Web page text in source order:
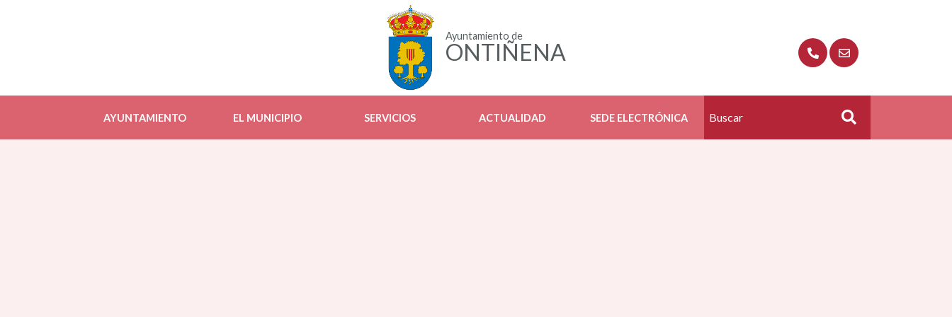
Ayuntamiento de
ONTIÑENA
AYUNTAMIENTO EL MUNICIPIO SERVICIOS ACTUALIDAD SEDE ELECTRÓNICA Buscar